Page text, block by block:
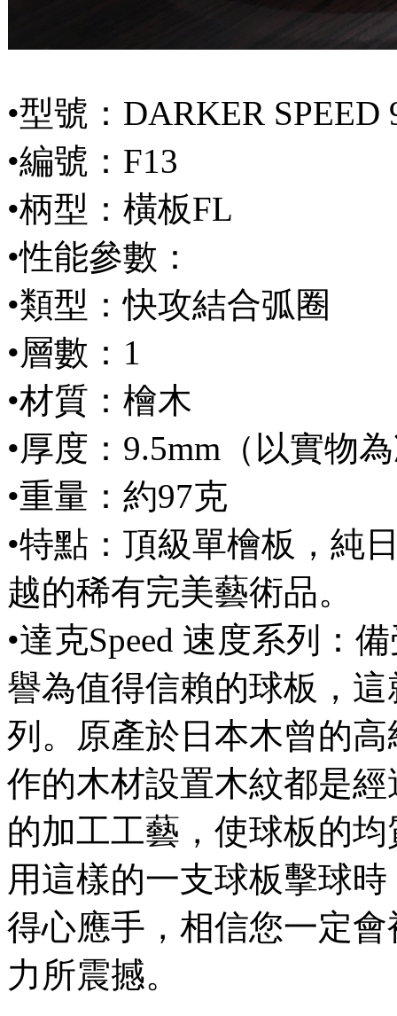
•型號：DARKER SPEED
•編號：F13
•柄型：橫板FL
•性能參數：
•類型：快攻結合弧圈
•層數：1
•材質：檜木
•厚度：9.5mm（以實物
•重量：約97克
•特點：頂級單檜板，純
越的稀有完美藝術品。
•達克Speed 速度系列：
譽為值得信賴的球板，這
列。原產於日本木曾的
作的木材設置木紋都是
的加工工藝，使球板的
用這樣的一支球板擊球
得心應手，相信您一定
力所震撼。